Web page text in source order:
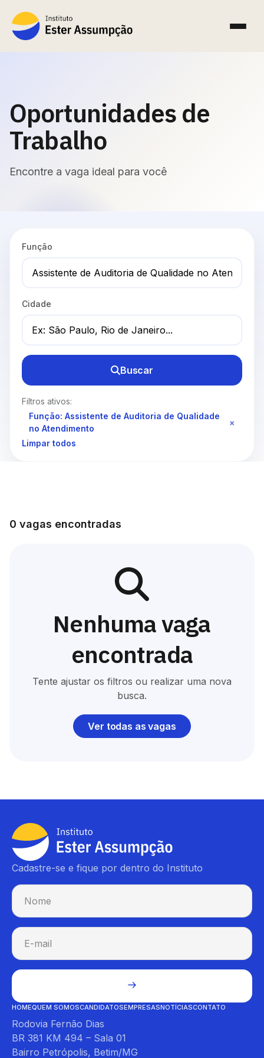
Oportunidades de
Trabalho
Encontre a vaga ideal para você
Função
Cidade
Buscar
Filtros ativos:
Função: Assistente de Auditoria de Qualidade
no Atendimento
×
Limpar todos
0 vagas encontradas
Nenhuma vaga
encontrada
Tente ajustar os filtros ou realizar uma nova
busca.
Ver todas as vagas
Cadastre-se e fique por dentro do Instituto
HOMEQUEM SOMOSCANDIDATOSEMPRESASNOTÍCIASCONTATO
Rodovia Fernão Dias
BR 381 KM 494 – Sala 01
Bairro Petrópolis, Betim/MG